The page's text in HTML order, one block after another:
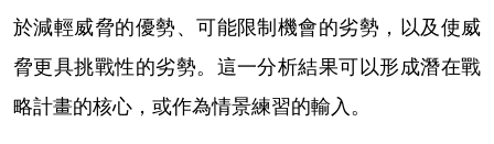
於減輕威脅的優勢、可能限制機會的劣勢，以及使威
脅更具挑戰性的劣勢。這一分析結果可以形成潛在戰
略計畫的核心，或作為情景練習的輸入。